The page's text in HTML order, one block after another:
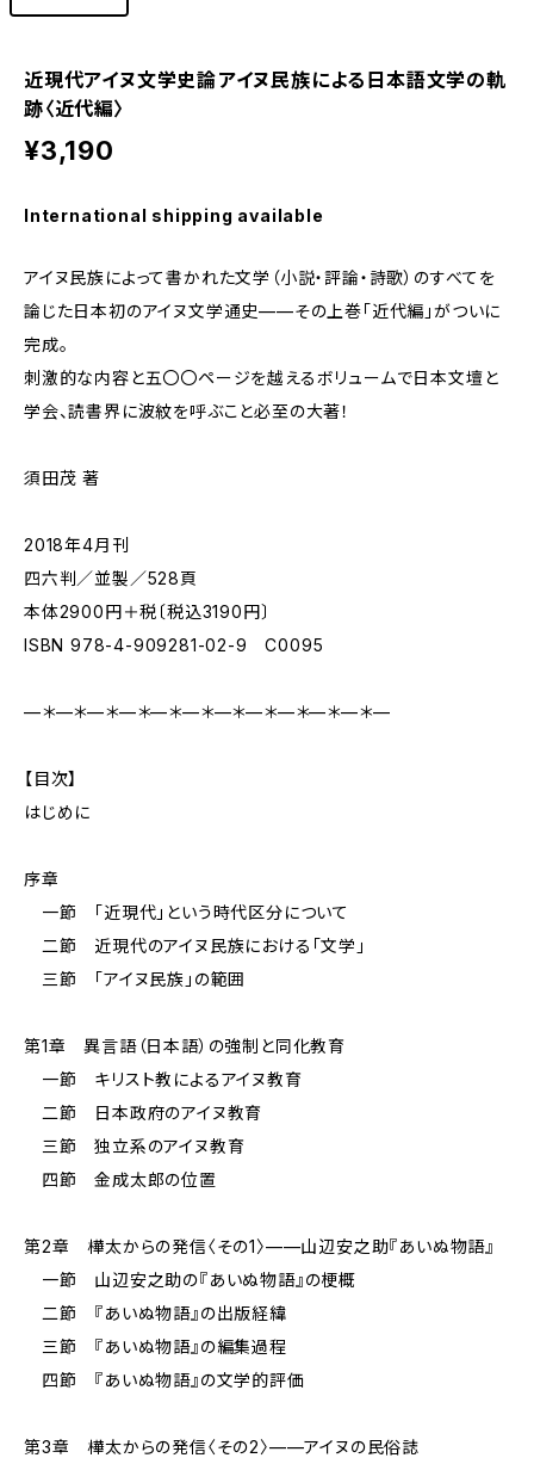
近現代アイヌ文学史論⸺アイヌ民族による日本語文学の軌
跡〈近代編〉
¥3,190
International shipping available
アイヌ民族によって書かれた文学（小説・評論・詩歌）のすべてを
論じた日本初のアイヌ文学通史——その上巻「近代編」がついに
完成。
刺激的な内容と五〇〇ページを越えるボリュームで日本文壇と
学会、読書界に波紋を呼ぶこと必至の大著！
須田茂 著
2018年4月刊
四六判／並製／528頁
本体2900円＋税〔税込3190円〕
ISBN 978-4-909281-02-9 C0095
—＊—＊—＊—＊—＊—＊—＊—＊—＊—＊—＊—
【目次】
はじめに
序章
一節 「近現代」という時代区分について
二節 近現代のアイヌ民族における「文学」
三節 「アイヌ民族」の範囲
第1章 異言語（日本語）の強制と同化教育
一節 キリスト教によるアイヌ教育
二節 日本政府のアイヌ教育
三節 独立系のアイヌ教育
四節 金成太郎の位置
第2章 樺太からの発信〈その1〉——山辺安之助『あいぬ物語』
一節 山辺安之助の『あいぬ物語』の梗概
二節 『あいぬ物語』の出版経緯
三節 『あいぬ物語』の編集過程
四節 『あいぬ物語』の文学的評価
第3章 樺太からの発信〈その2〉——アイヌの民俗誌